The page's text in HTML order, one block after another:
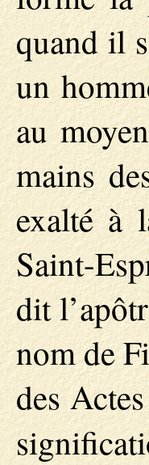
quand il
un
au
mains
exalté à
Saint-
dit
nom de
des